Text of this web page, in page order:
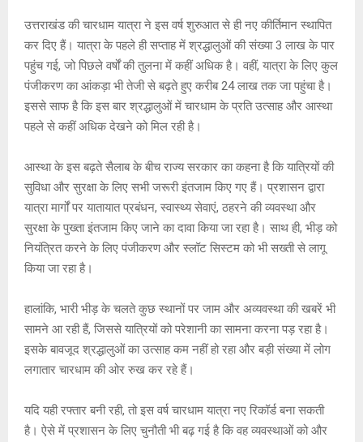
s
A
p
p
b
o
o
k
a
g
e
Li
n
k
er
उत्तराखंड की चारधाम यात्रा ने इस वर्ष शुरुआत से ही नए कीर्तिमान स्थापित
कर दिए हैं। यात्रा के पहले ही सप्ताह में श्रद्धालुओं की संख्या 3 लाख के पार
पहुंच गई, जो पिछले वर्षों की तुलना में कहीं अधिक है। वहीं, यात्रा के लिए कुल
पंजीकरण का आंकड़ा भी तेजी से बढ़ते हुए करीब 24 लाख तक जा पहुंचा है।
इससे साफ है कि इस बार श्रद्धालुओं में चारधाम के प्रति उत्साह और आस्था
पहले से कहीं अधिक देखने को मिल रही है।
आस्था के इस बढ़ते सैलाब के बीच राज्य सरकार का कहना है कि यात्रियों की
सुविधा और सुरक्षा के लिए सभी जरूरी इंतजाम किए गए हैं। प्रशासन द्वारा
यात्रा मार्गों पर यातायात प्रबंधन, स्वास्थ्य सेवाएं, ठहरने की व्यवस्था और
सुरक्षा के पुख्ता इंतजाम किए जाने का दावा किया जा रहा है। साथ ही, भीड़ को
नियंत्रित करने के लिए पंजीकरण और स्लॉट सिस्टम को भी सख्ती से लागू
किया जा रहा है।
हालांकि, भारी भीड़ के चलते कुछ स्थानों पर जाम और अव्यवस्था की खबरें भी
सामने आ रही हैं, जिससे यात्रियों को परेशानी का सामना करना पड़ रहा है।
इसके बावजूद श्रद्धालुओं का उत्साह कम नहीं हो रहा और बड़ी संख्या में लोग
लगातार चारधाम की ओर रुख कर रहे हैं।
यदि यही रफ्तार बनी रही, तो इस वर्ष चारधाम यात्रा नए रिकॉर्ड बना सकती
है। ऐसे में प्रशासन के लिए चुनौती भी बढ़ गई है कि वह व्यवस्थाओं को और